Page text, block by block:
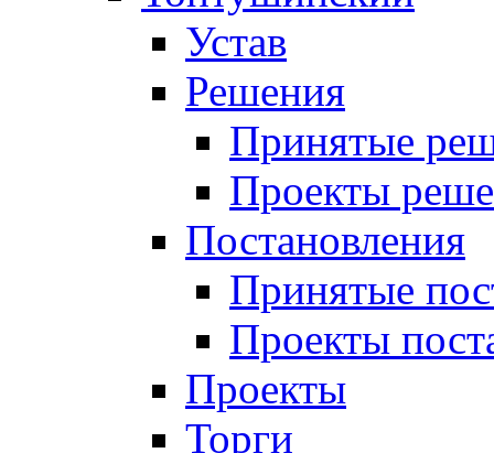
Устав
Решения
Принятые
Проекты
Постановления
Принятые
Проекты
Проекты
Торги